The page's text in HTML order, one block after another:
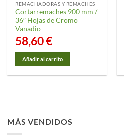
REMACHADORAS Y REMACHES
Cortarremaches 900 mm /
36″ Hojas de Cromo
Vanadio
58,60€
Añadir al carrito
MÁS VENDIDOS